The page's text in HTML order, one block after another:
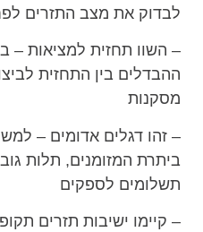
לבדוק את מצב התזרים
– השוו תחזית למציאות –
ההבדלים בין התחזית
מסקנות
– זהו דגלים אדומים –
ביתרת המזומנים, תלות
תשלומים לספקים
– קיימו ישיבות תזרים